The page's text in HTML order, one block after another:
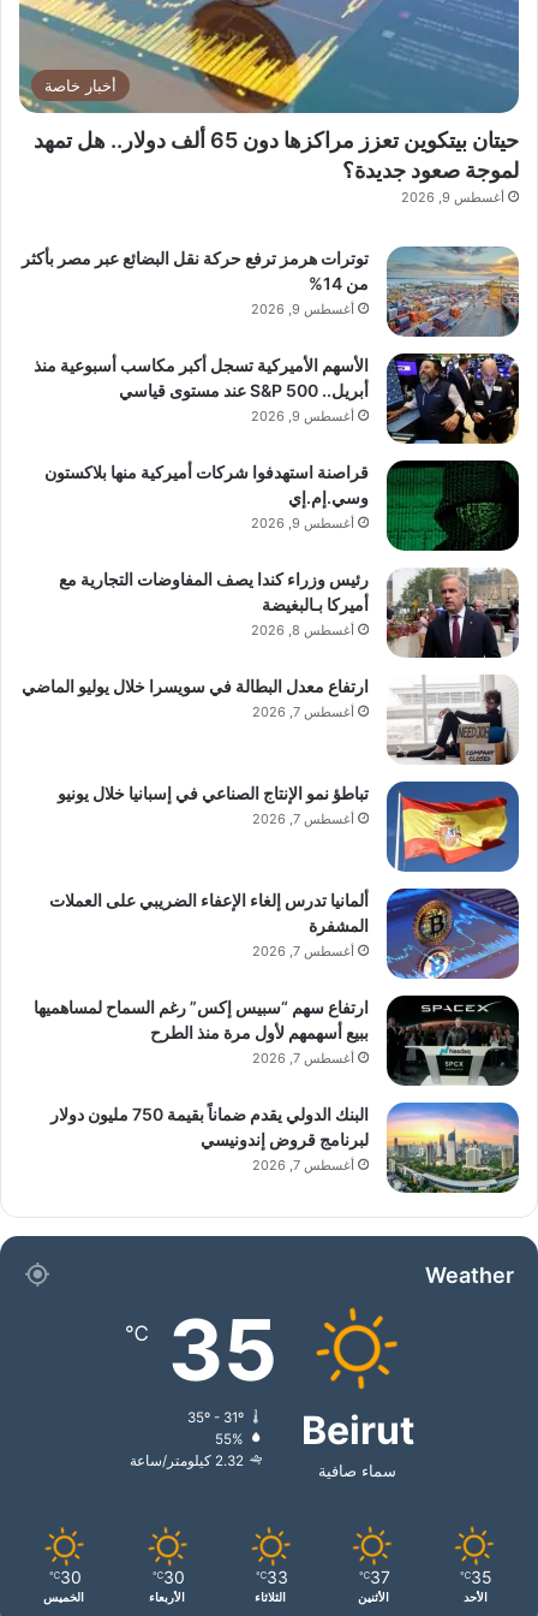
تعزيز الشراكات الدولية
بناء بيئة عمل تعتمد على الثقافة المؤسسية
الراقية والتنمية المستدامة
حضور دولي
تحت قيادتها، تمتلك المجموعة انتشارًا عالميًا
يمتد إلى:
الإمارات – كندا – المملكة المتحدة – هونغ كونغ
– ليبيا – كينيا – السودان – رواندا – إثيوبيا – غانا
– السعودية – أمريكا – المالديف – أذربيجان –
جيبوتي وغيرها.
كما أن لديها شبكة قوية من الشركاء الماليين
العالميين، منهم:
Saudi EXIM، India Exim Bank، China
Exim Bank، FIMBANK، وغيرها من
المؤسسات الدولية الكبرى.
نشاط مجتمعي وإنساني
أخبار خاصة
حيتان بيتكوين تعزز مراكزها دون 65 ألف دولار.. هل تمهد
لموجة صعود جديدة؟
أغسطس 9, 2026
توترات هرمز ترفع حركة نقل البضائع عبر مصر بأكثر
من 14%
أغسطس 9, 2026
الأسهم الأميركية تسجل أكبر مكاسب أسبوعية منذ
أبريل.. S&P 500 عند مستوى قياسي
أغسطس 9, 2026
قراصنة استهدفوا شركات أميركية منها بلاكستون
وسي.إم.إي
أغسطس 9, 2026
رئيس وزراء كندا يصف المفاوضات التجارية مع
أميركا بـالبغيضة
أغسطس 8, 2026
ارتفاع معدل البطالة في سويسرا خلال يوليو الماضي
أغسطس 7, 2026
تباطؤ نمو الإنتاج الصناعي في إسبانيا خلال يونيو
أغسطس 7, 2026
ألمانيا تدرس إلغاء الإعفاء الضريبي على العملات
المشفرة
أغسطس 7, 2026
ارتفاع سهم “سبيس إكس” رغم السماح لمساهميها
ببيع أسهمهم لأول مرة منذ الطرح
أغسطس 7, 2026
البنك الدولي يقدم ضماناً بقيمة 750 مليون دولار
لبرنامج قروض إندونيسي
أغسطس 7, 2026
Weather
Beirut
سماء صافية
35
℃
35º - 31º
55%
2.32 كيلومتر/ساعة
35
℃
الأحد
37
℃
الأثنين
33
℃
الثلاثاء
30
℃
الأربعاء
30
℃
الخميس